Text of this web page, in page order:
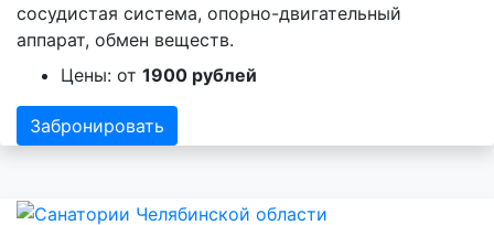
сосудистая система, опорно-двигательный
аппарат, обмен веществ.
Цены: от 1900 рублей
Забронировать